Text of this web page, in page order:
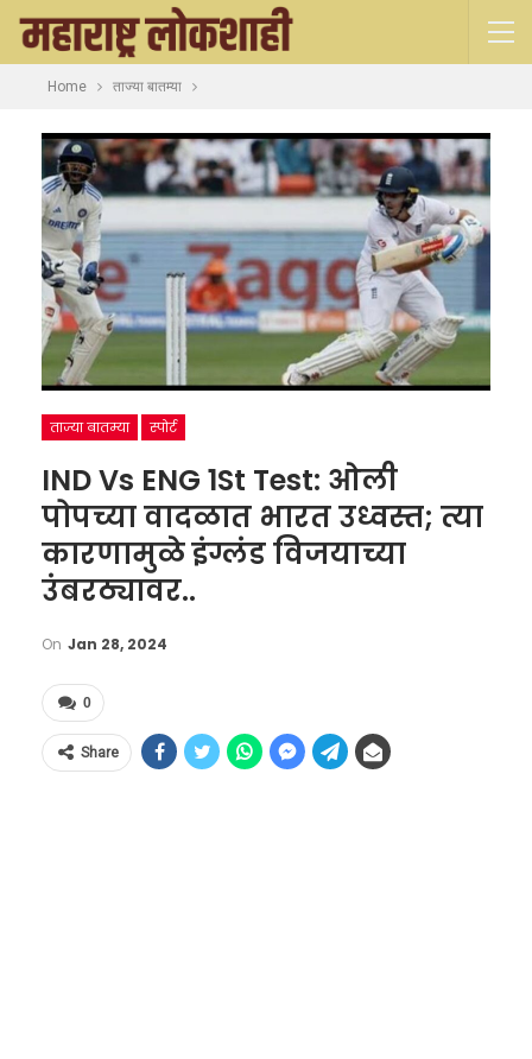
Home ताज्या बातम्या
ताज्या बातम्या स्पोर्ट
IND Vs ENG 1St Test: ओली
पोपच्या वादळात भारत उध्वस्त; त्या
कारणामुळे इंग्लंड विजयाच्या
उंबरठ्यावर..
On Jan 28, 2024
0
Share